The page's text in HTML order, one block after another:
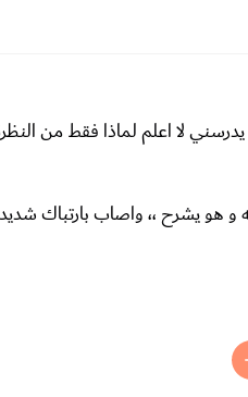
يدرسني لا اعلم لماذا فقط من
و هو يشرح ،، واصاب بارتباك